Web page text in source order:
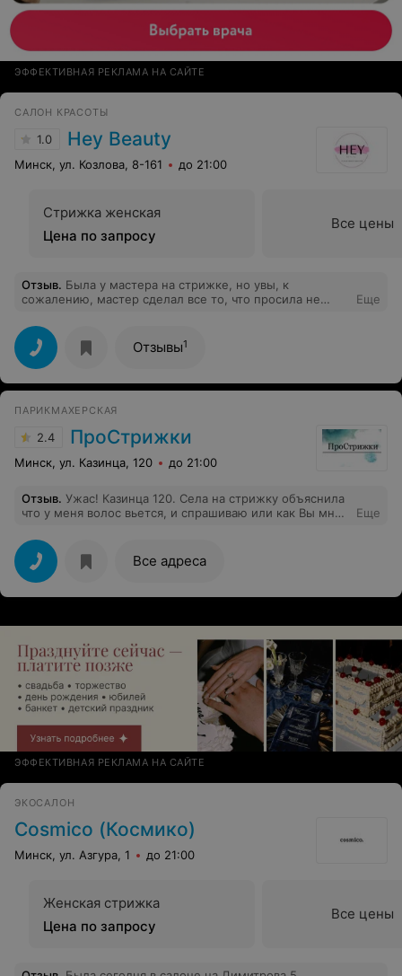
ЭФФЕКТИВНАЯ РЕКЛАМА НА САЙТЕ
САЛОН КРАСОТЫ
1.0 Hey Beauty
Минск, ул. Козлова, 8-161 до 21:00
Стрижка женская
Цена по запросу
Все цены
Отзыв. Была у мастера на стрижке, но увы, к
сожалению, мастер сделал все то, что просила не
Еще
Отзывы1
ПАРИКМАХЕРСКАЯ
2.4 ПроСтрижки
Минск, ул. Казинца, 120 до 21:00
Отзыв. Ужас! Казинца 120. Села на стрижку объяснила
что у меня волос вьется, и спрашиваю или как Вы мне
да мне без разницы как стричь!! Успела убежать от
туда
Еще
Все адреса
ЭФФЕКТИВНАЯ РЕКЛАМА НА САЙТЕ
ЭКОСАЛОН
Cosmico (Космико)
Минск, ул. Азгура, 1 до 21:00
Женская стрижка
Цена по запросу
Все цены